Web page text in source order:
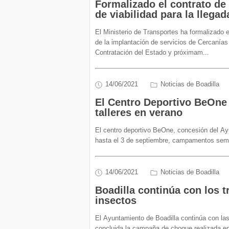
Formalizado el contrato
de viabilidad para la
El Ministerio de Transportes ha formalizado
de la implantación de servicios de
Contratación del Estado y próximam...
14/06/2021 Noticias de Boadilla
El Centro Deportivo
talleres en verano
El centro deportivo BeOne, concesión del
hasta el 3 de septiembre, campamentos
14/06/2021 Noticias de Boadilla
Boadilla continúa con los
insectos
El Ayuntamiento de Boadilla continúa con